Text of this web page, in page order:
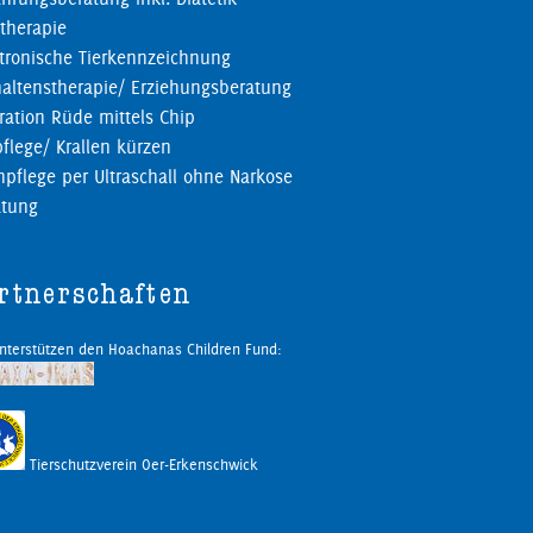
Tierkennzeichnung
Erziehungsberatung
Rüde mittels Chip
Krallen kürzen
per Ultraschall ohne Narkose
den Hoachanas Children Fund:
Tierschutzverein Oer-Erkenschwick